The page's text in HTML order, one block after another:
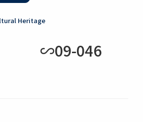
Heritage
∽09-046